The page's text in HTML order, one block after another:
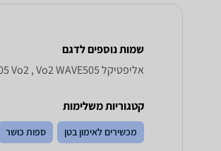
שמות נוספים לדגם
אליפטיקל Vo 2 WAVE 505, WAVE505 Vo2 , Vo2 WAVE505
קטגוריות משלימות
מכשירים לאימון בטן ספות כושר